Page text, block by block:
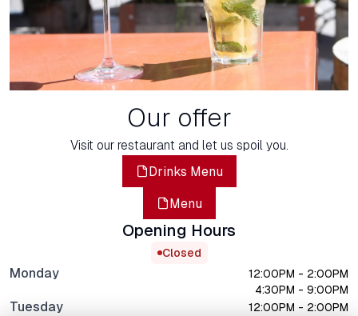
Our offer
Visit our restaurant and let us spoil you.
Drinks Menu
Menu
Opening Hours
Closed
Monday
12:00PM - 2:00PM
4:30PM - 9:00PM
Tuesday
12:00PM - 2:00PM